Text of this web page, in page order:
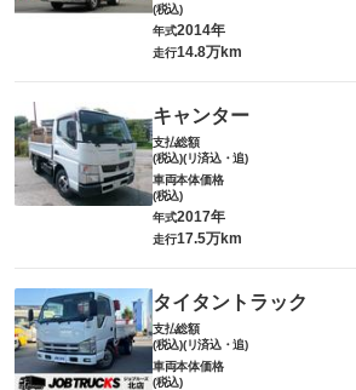
(税込)
年式2014年
走行14.8万km
キャンター
支払総額
(税込)(リ済込・追)
車両本体価格
(税込)
年式2017年
走行17.5万km
タイタントラック
支払総額
(税込)(リ済込・追)
車両本体価格
(税込)